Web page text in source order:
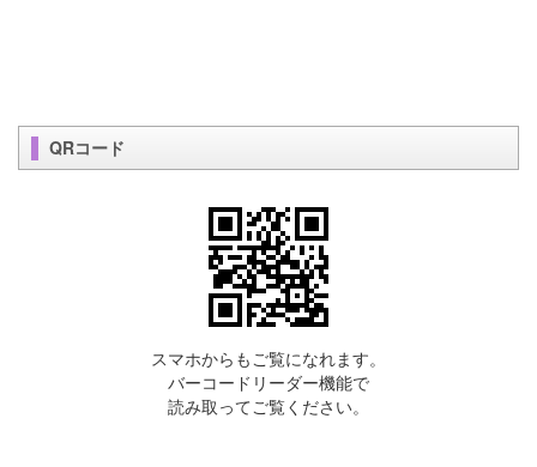
QRコード
スマホからもご覧になれます。
バーコードリーダー機能で
読み取ってご覧ください。